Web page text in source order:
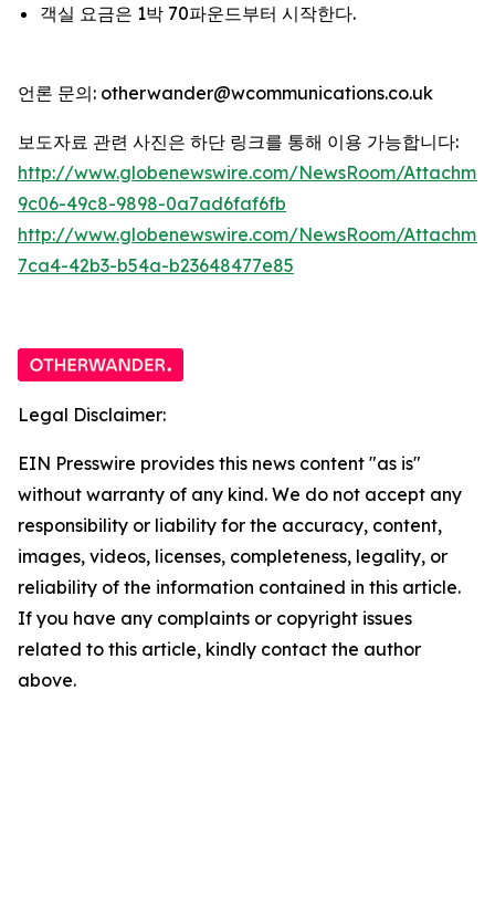
객실 요금은 1박 70파운드부터 시작한다.
언론 문의: otherwander@wcommunications.co.uk
보도자료 관련 사진은 하단 링크를 통해 이용 가능합니다:
http://www.globenewswire.com/NewsRoom/
9c06-49c8-9898-0a7ad6faf6fb
http://www.globenewswire.com/NewsRoom/
7ca4-42b3-b54a-b23648477e85
Legal Disclaimer:
EIN Presswire provides this news content "as is"
without warranty of any kind. We do not accept any
responsibility or liability for the accuracy, content,
images, videos, licenses, completeness, legality, or
reliability of the information contained in this article.
If you have any complaints or copyright issues
related to this article, kindly contact the author
above.